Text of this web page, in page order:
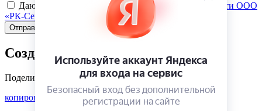
Даю своё
согласие на политику конфиденциальности ООО
«РК-Сервис»
Отправить
Создать карту клиента
Поделиться
копировать ссылку